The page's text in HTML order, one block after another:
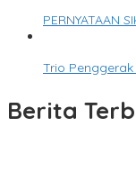
PERNYATAAN
Trio
Berita